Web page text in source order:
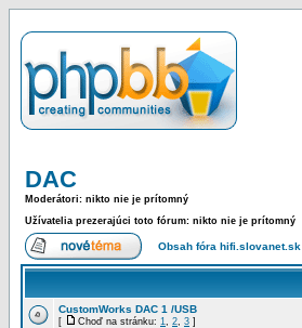
DAC
Moderátori: nikto nie je prítomný
Užívatelia prezerajúci toto fórum: nikto nie je prítomný
Obsah fóra hifi.slovanet.sk
CustomWorks DAC 1 /USB
[ Choď na stránku: 1, 2, 3 ]